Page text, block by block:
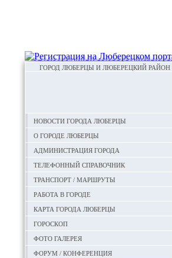
ГОРОД ЛЮБЕРЦЫ И ЛЮБЕРЕЦКИЙ РАЙОН
Новости города Люберцы
О городе Люберцы
Администрация города
Телефонный справочник
Транспорт / маршруты
Работа в городе
Карта города Люберцы
Гороскоп
Фото галерея
Форум / конференция